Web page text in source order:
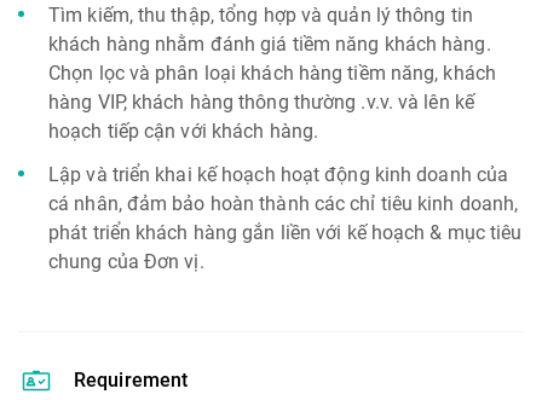
Tìm kiếm, thu thập, tổng hợp và quản lý thông tin
khách hàng nhằm đánh giá tiềm năng khách hàng.
Chọn lọc và phân loại khách hàng tiềm năng, khách
hàng VIP, khách hàng thông thường .v.v. và lên kế
hoạch tiếp cận với khách hàng.
Lập và triển khai kế hoạch hoạt động kinh doanh của
cá nhân, đảm bảo hoàn thành các chỉ tiêu kinh doanh,
phát triển khách hàng gắn liền với kế hoạch & mục tiêu
chung của Đơn vị.
Requirement